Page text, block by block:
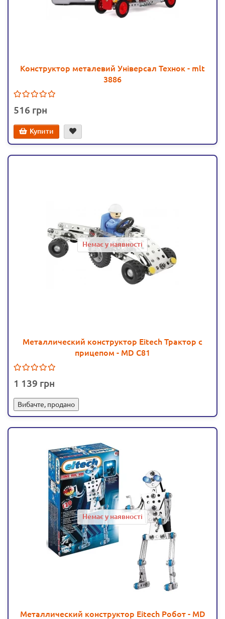
Конструктор металевий Універсал Технок - mlt
3886
516
Купити
Немає у наявності
Металлический конструктор Eitech Трактор с
прицепом - MD C81
1 139
Вибачте, продано
Немає у наявності
Металлический конструктор Eitech Робот - MD